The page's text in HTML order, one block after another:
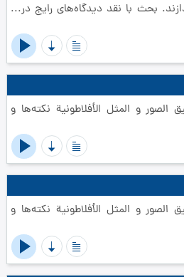
بحث با نقد دیدگاه‌های رایج در...
الصور و المثل الأفلاطونية نکته‌ها و
الصور و المثل الأفلاطونية نکته‌ها و